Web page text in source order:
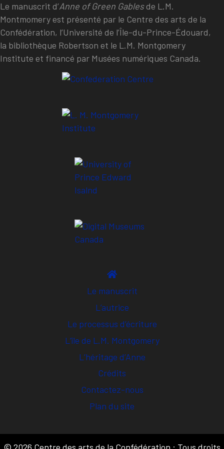
Le manuscrit d’Anne of Green Gablesde L.M.
Montmomery est présenté par le Centre des arts de la
Confédération, l’Université de l’Île-du-Prince-Édouard,
la bibliothèque Robertson et le L.M. Montgomery
Institute et financé par Musées numériques Canada.
Le manuscrit
L’autrice
Le processus d’écriture
L’île de L.M. Montgomery
L’héritage d’Anne
Crédits
Contactez-nous
Plan du site